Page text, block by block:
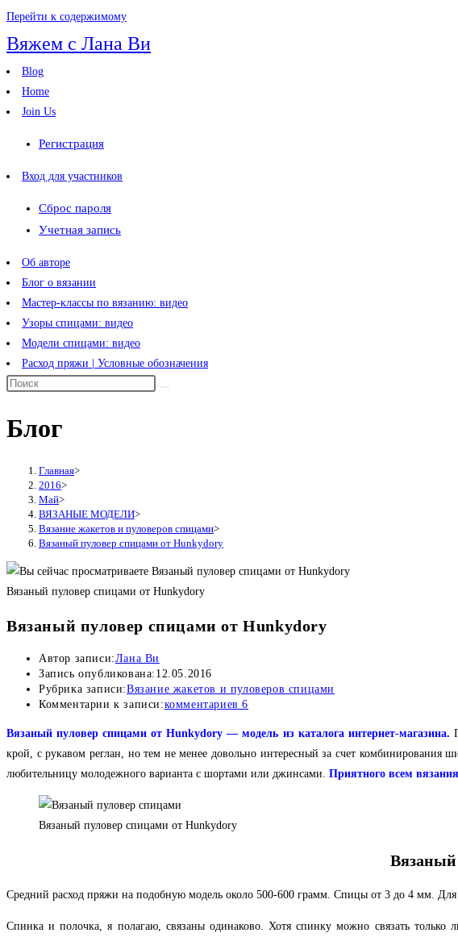
Перейти к содержимому
Вяжем с Лана Ви
Blog
Home
Join Us
Регистрация
Вход для участников
Сброс пароля
Учетная запись
Об авторе
Блог о вязании
Мастер-классы по вязанию: видео
Узоры спицами: видео
Модели спицами: видео
Расход пряжи | Условные обозначения
Блог
Главная>
2016>
Май>
ВЯЗАНЫЕ МОДЕЛИ>
Вязание жакетов и пуловеров спицами>
Вязаный пуловер спицами от Hunkydory
Вязаный пуловер спицами от Hunkydory
Вязаный пуловер спицами от Hunkydory
Автор записи:Лана Ви
Запись опубликована: 12.05.2016
Рубрика записи:Вязание жакетов и пуловеров спицами
Комментарии к записи:комментариев 6
Вязаный пуловер спицами от Hunkydory — модель из каталога интернет-магазина.
крой, с рукавом реглан, но тем не менее довольно интересный за счет комбинирования
любительницу молодежного варианта с шортами или джинсами. Приятного всем вязания
Вязаный пуловер спицами от Hunkydory
Вязаный
Средний расход пряжи на подобную модель около 500-600 грамм. Спицы от 3 до 4 мм.
Спинка и полочка, я полагаю, связаны одинаково. Хотя спинку можно связать только